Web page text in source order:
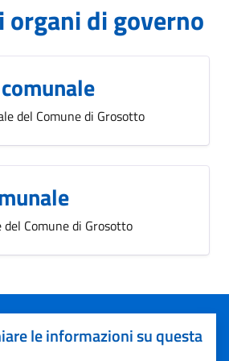
organi di governo
del Comune di Grosotto
Comune di Grosotto
le informazioni su questa